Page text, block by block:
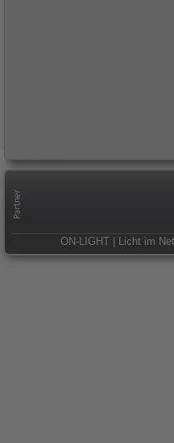
ON-LIGHT | Licht im